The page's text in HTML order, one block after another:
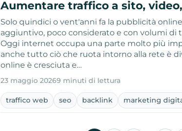
Aumentare traffico a sito,
Solo quindici o vent'anni fa la pubblicità
aggiuntivo, poco considerato e con volumi di
Oggi internet occupa una parte molto più
anche tutto ciò che ruota intorno alla rete è
online è cresciuta e…
23 maggio 20269 minuti di lettura
traffico web seo backlink marketing